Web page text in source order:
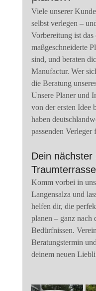
Viele unserer
selbst verlegen –
Vorbereitung ist
maßgeschneiderte
sind, und beraten
Manufactur. Wer
die Beratung
Unsere Planer und
von der ersten Idee
haben
passenden
Dein
Traumterrasse
Komm vorbei in
Langensalza und
helfen dir, die
planen – ganz nach
Bedürfnissen.
Beratungstermin
deinem neuen